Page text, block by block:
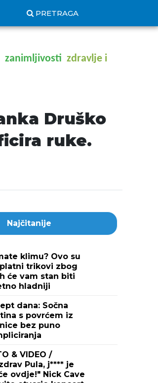
PRETRAGA
zanimljivosti zdravlje i
Druško
ruke.
Najčitanije
klimu? Ovo su
trikovi zbog
će vam stan biti
hladniji
dana: Sočna
s povrćem iz
bez puno
& VIDEO /
Pula, j**** je
ovdje!" Nick Cave